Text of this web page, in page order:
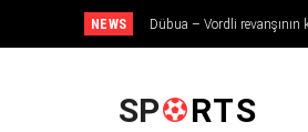
NEWS Dübua – Vordli
SP RTS